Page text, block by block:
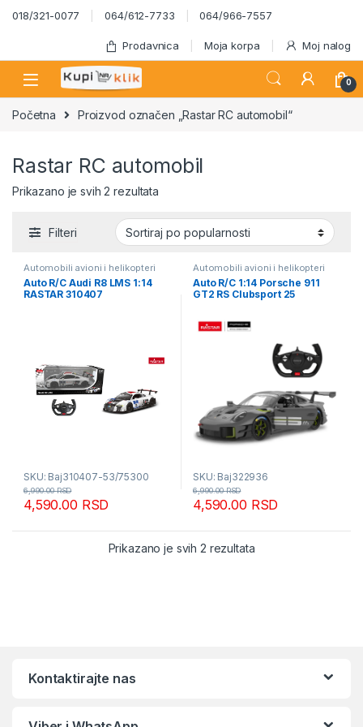
Skip to navigation
Skip to content
018/321-0077 064/612-7733 064/966-7557
Prodavnica Moja korpa Moj nalog
0
Početna Proizvod označen „Rastar RC automobil“
Rastar RC automobil
Prikazano je svih 2 rezultataSortirano po popularnosti
Filteri
Automobili avioni i helikopteri
Auto R/C Audi R8 LMS 1:14
RASTAR 310407
SKU: Baj310407-53/75300
4,590.00 RSD
6,990.00RSD
Automobili avioni i helikopteri
Auto R/C 1:14 Porsche 911
GT2 RS Clubsport 25
SKU: Baj322936
4,590.00 RSD
6,990.00RSD
Prikazano je svih 2 rezultataSortirano po
Kontaktirajte nas